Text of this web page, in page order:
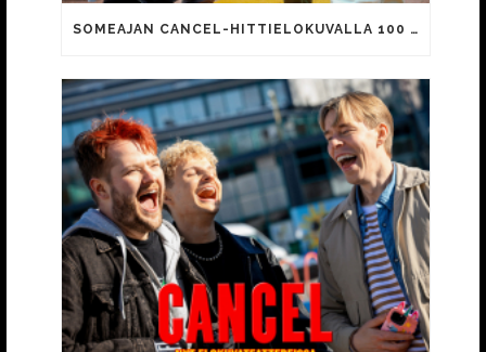
SOMEAJAN CANCEL-HITTIELOKUVALLA 100 000 KATSOJAA!